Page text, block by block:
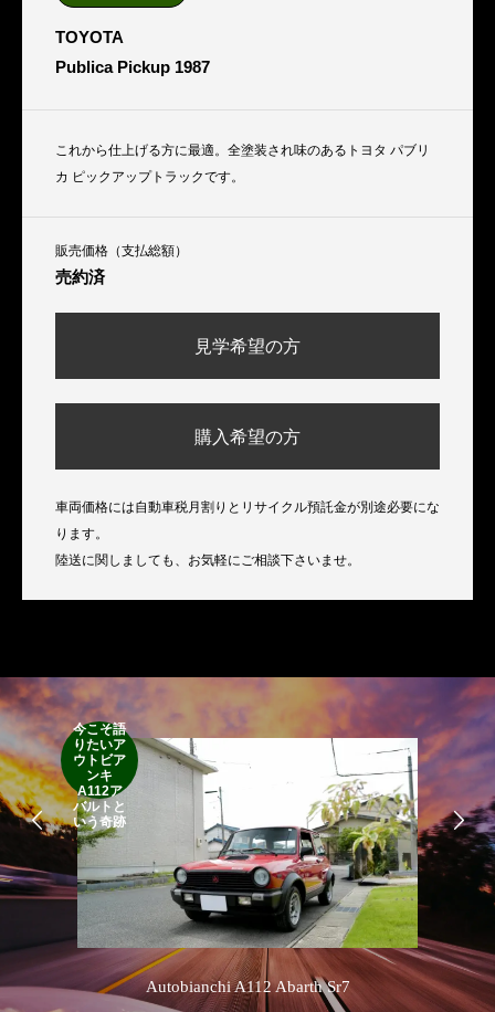
TOYOTA
Publica Pickup 1987
これから仕上げる方に最適。全塗装され味のあるトヨタ パブリ
カ ピックアップトラックです。
販売価格（支払総額）
売約済
見学希望の方
購入希望の方
車両価格には自動車税月割りとリサイクル預託金が別途必要にな
ります。
陸送に関しましても、お気軽にご相談下さいませ。
今こそ語
りたいア
ウトビア
ンキ
A112ア
バルトと
いう奇跡
Autobianchi A112 Abarth Sr7